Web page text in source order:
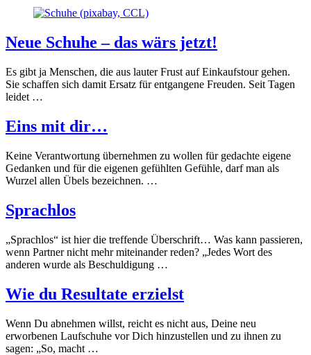
Neue Schuhe – das wärs jetzt!
Es gibt ja Menschen, die aus lauter Frust auf Einkaufstour gehen.
Sie schaffen sich damit Ersatz für entgangene Freuden. Seit Tagen
leidet …
Eins mit dir…
Keine Verantwortung übernehmen zu wollen für gedachte eigene
Gedanken und für die eigenen gefühlten Gefühle, darf man als
Wurzel allen Übels bezeichnen. …
Sprachlos
„Sprachlos“ ist hier die treffende Überschrift… Was kann passieren,
wenn Partner nicht mehr miteinander reden? „Jedes Wort des
anderen wurde als Beschuldigung …
Wie du Resultate erzielst
Wenn Du abnehmen willst, reicht es nicht aus, Deine neu
erworbenen Laufschuhe vor Dich hinzustellen und zu ihnen zu
sagen: „So, macht …